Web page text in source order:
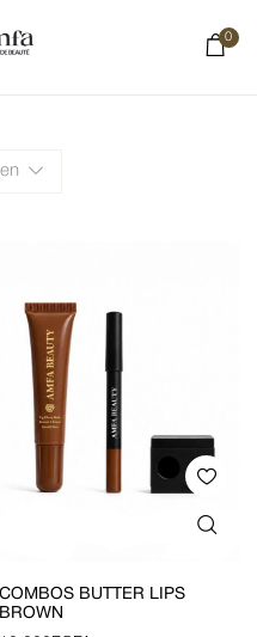
0
COMBOS BUTTER LIPS
BROWN